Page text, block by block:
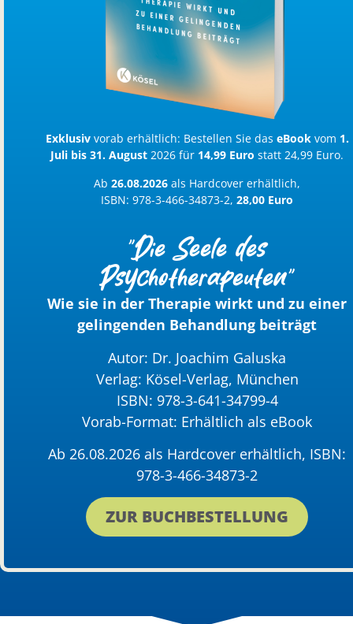
Exklusivvorab erhältlich: Bestellen Sie das eBookvom 1.
Juli bis 31. August 2026 für 14,99 Euro statt 24,99 Euro.
Ab 26.08.2026 als Hardcover erhältlich,
ISBN: 978-3-466-34873-2, 28,00 Euro
"Die Seele des
Psychotherapeuten"
Wie sie in der Therapie wirkt und zu einer
gelingenden Behandlung beiträgt
Autor: Dr. Joachim Galuska
Verlag: Kösel-Verlag, München
ISBN: 978-3-641-34799-4
Vorab-Format: Erhältlich als eBook
Ab 26.08.2026 als Hardcover erhältlich, ISBN:
978-3-466-34873-2
ZUR BUCHBESTELLUNG